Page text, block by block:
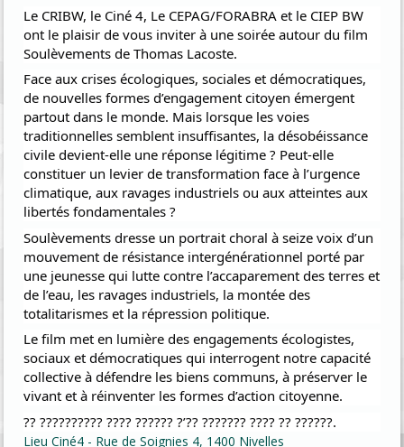
Le CRIBW, le Ciné 4, Le CEPAG/FORABRA et le CIEP BW
ont le plaisir de vous inviter à une soirée autour du film
Soulèvements de Thomas Lacoste.
Face aux crises écologiques, sociales et démocratiques,
de nouvelles formes d’engagement citoyen émergent
partout dans le monde. Mais lorsque les voies
traditionnelles semblent insuffisantes, la désobéissance
civile devient-elle une réponse légitime ? Peut-elle
constituer un levier de transformation face à l’urgence
climatique, aux ravages industriels ou aux atteintes aux
libertés fondamentales ?
Soulèvements dresse un portrait choral à seize voix d’un
mouvement de résistance intergénérationnel porté par
une jeunesse qui lutte contre l’accaparement des terres et
de l’eau, les ravages industriels, la montée des
totalitarismes et la répression politique.
Le film met en lumière des engagements écologistes,
sociaux et démocratiques qui interrogent notre capacité
collective à défendre les biens communs, à préserver le
vivant et à réinventer les formes d’action citoyenne.
?? ?????????? ???? ?????? ?’?? ??????? ???? ?? ??????.
LieuCiné4 - Rue de Soignies 4, 1400 Nivelles